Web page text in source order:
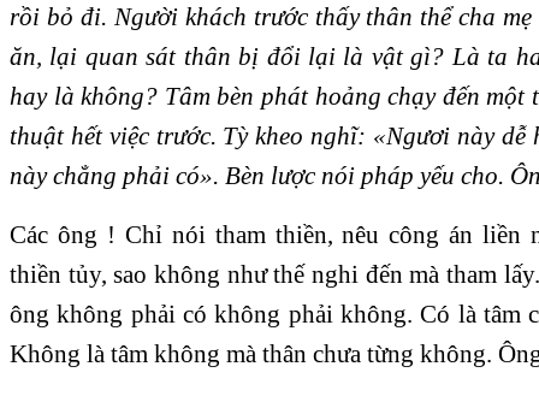
rồi bỏ đi. Người khách trước thấy thân thể cha
ăn, lại quan sát thân bị đổi lại là vật gì?Là ta
hay là không? Tâm bèn phát hoảng chạy đến một
thuật hết việc trước. Tỳ kheo nghĩ: «Ngươi này dễ
này chẳng phải có». Bèn lược nói pháp yếu cho.
Các ông ! Chỉ nói tham thiền, nêu công án liền
thiền tủy, sao không như thế nghi đến mà tham
ông không phải có không phải không. Có là tâm
Không là tâm không mà thân chưa từng không.